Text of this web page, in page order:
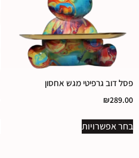
פסל דוב גרפיטי מגש אחסון
₪289.00
בחר אפשרויות